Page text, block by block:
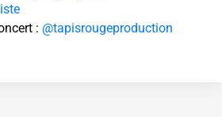
: @tapisrougeproduction